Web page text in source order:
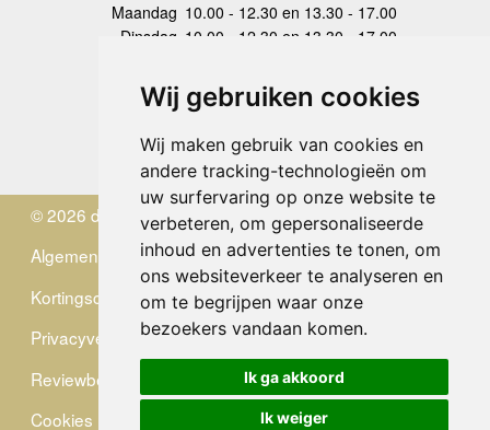
Wij gebruiken cookies
Wij maken gebruik van cookies en
andere tracking-technologieën om
uw surfervaring op onze website te
verbeteren, om gepersonaliseerde
inhoud en advertenties te tonen, om
ons websiteverkeer te analyseren en
om te begrijpen waar onze
bezoekers vandaan komen.
Ik ga akkoord
Ik weiger
Maandag 10.00 - 12.30 en 13.30 - 17.00
Dinsdag 10.00 - 12.30 en 13.30 - 17.00
Donderdag
10.00 - 12.30 en 13.30 - 17.00
Vrijdag 10.00 - 12.30 en 13.30 - 17.00
Zaterdag
gesloten
Zondag gesloten
© 2026 de Zwerver
Algemene Voorwaarden
Kortingscode
Privacyverklaring
Reviewbeleid
Cookies